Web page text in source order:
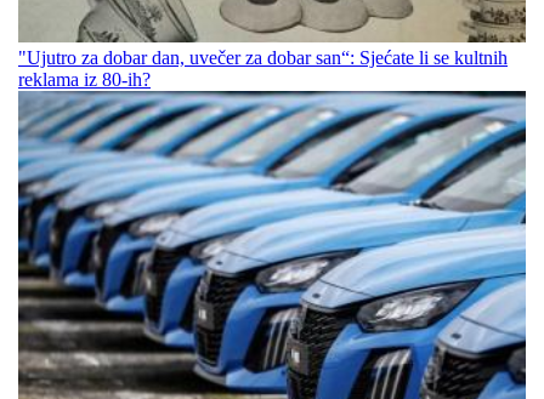
"Ujutro za dobar dan, uvečer za dobar san“: Sjećate li se kultnih
reklama iz 80-ih?